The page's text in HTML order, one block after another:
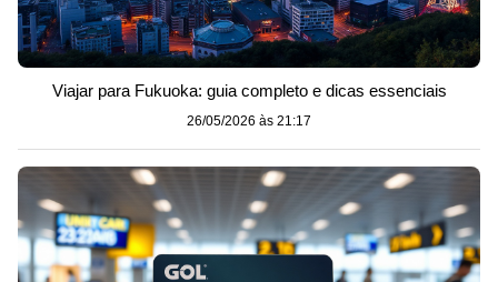
Viajar para Fukuoka: guia completo e dicas essenciais
26/05/2026 às 21:17